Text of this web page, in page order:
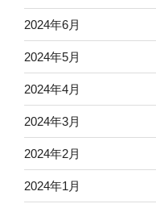
2024年6月
2024年5月
2024年4月
2024年3月
2024年2月
2024年1月